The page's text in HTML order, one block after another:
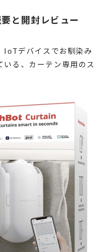
と開封レビュー
IoTデバイスでお馴染み
る、カーテン専用のス